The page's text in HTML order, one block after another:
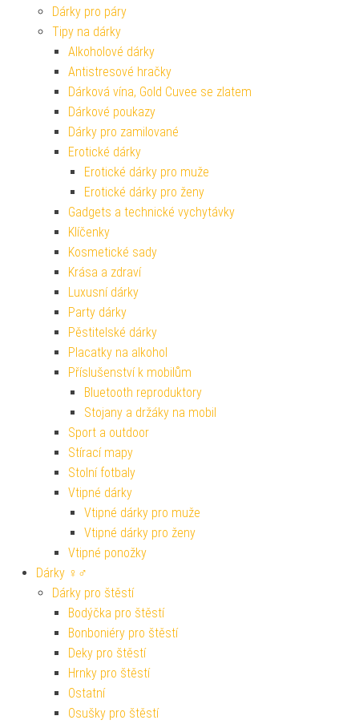
Dárky pro páry
Tipy na dárky
Alkoholové dárky
Antistresové hračky
Dárková vína, Gold Cuvee se zlatem
Dárkové poukazy
Dárky pro zamilované
Erotické dárky
Erotické dárky pro muže
Erotické dárky pro ženy
Gadgets a technické vychytávky
Klíčenky
Kosmetické sady
Krása a zdraví
Luxusní dárky
Party dárky
Pěstitelské dárky
Placatky na alkohol
Příslušenství k mobilům
Bluetooth reproduktory
Stojany a držáky na mobil
Sport a outdoor
Stírací mapy
Stolní fotbaly
Vtipné dárky
Vtipné dárky pro muže
Vtipné dárky pro ženy
Vtipné ponožky
Dárky ♀♂
Dárky pro štěstí
Bodýčka pro štěstí
Bonboniéry pro štěstí
Deky pro štěstí
Hrnky pro štěstí
Ostatní
Osušky pro štěstí